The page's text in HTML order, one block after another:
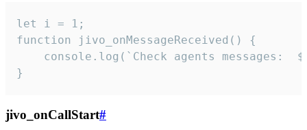
let i = 1;
function jivo_onMessageReceived() {
}
jivo_onCallStart#